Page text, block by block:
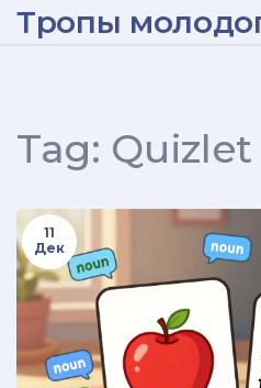
Тропы
Tag: Quizlet
11
Дек